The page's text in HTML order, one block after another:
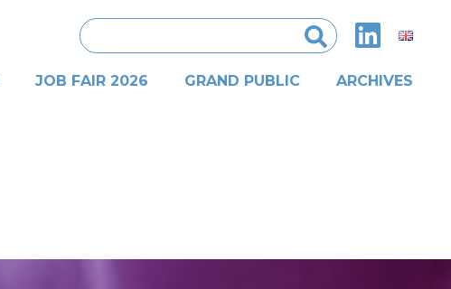
JOB FAIR 2026 GRAND PUBLIC ARCHIVES